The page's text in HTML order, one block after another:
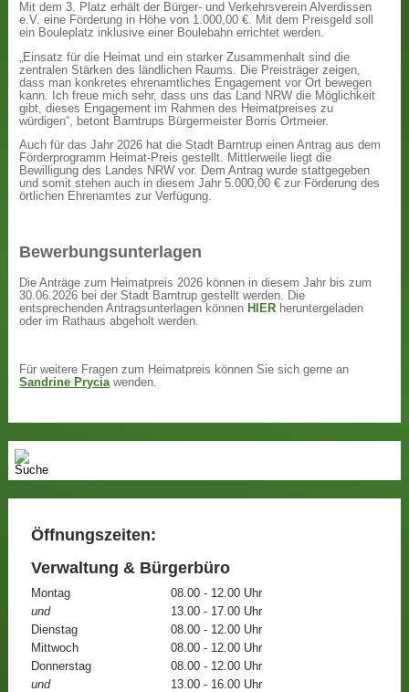
Mit dem 3. Platz erhält der Bürger- und Verkehrsverein Alverdissen
e.V. eine Förderung in Höhe von 1.000,00 €. Mit dem Preisgeld soll
ein Bouleplatz inklusive einer Boulebahn errichtet werden.
„Einsatz für die Heimat und ein starker Zusammenhalt sind die
zentralen Stärken des ländlichen Raums. Die Preisträger zeigen,
dass man konkretes ehrenamtliches Engagement vor Ort bewegen
kann. Ich freue mich sehr, dass uns das Land NRW die Möglichkeit
gibt, dieses Engagement im Rahmen des Heimatpreises zu
würdigen“, betont Barntrups Bürgermeister Borris Ortmeier.
Auch für das Jahr 2026 hat die Stadt Barntrup einen Antrag aus dem
Förderprogramm Heimat-Preis gestellt. Mittlerweile liegt die
Bewilligung des Landes NRW vor. Dem Antrag wurde stattgegeben
und somit stehen auch in diesem Jahr 5.000,00 € zur Förderung des
örtlichen Ehrenamtes zur Verfügung.
Bewerbungsunterlagen
Die Anträge zum Heimatpreis 2026 können in diesem Jahr bis zum
30.06.2026 bei der Stadt Barntrup gestellt werden. Die
entsprechenden Antragsunterlagen können HIER heruntergeladen
oder im Rathaus abgeholt werden.
Für weitere Fragen zum Heimatpreis können Sie sich gerne an
Sandrine Prycia wenden.
Öffnungszeiten:
Verwaltung & Bürgerbüro
Montag
08.00 - 12.00 Uhr
und
13.00 - 17.00 Uhr
Dienstag
08.00 - 12.00 Uhr
Mittwoch
08.00 - 12.00 Uhr
Donnerstag
08.00 - 12.00 Uhr
und
13.00 - 16.00 Uhr